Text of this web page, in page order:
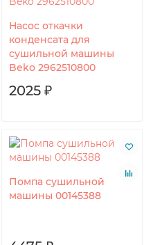
Насос откачки
конденсата для
сушильной машины
Beko 2962510800
2025 ₽
Помпа сушильной
машины 00145388